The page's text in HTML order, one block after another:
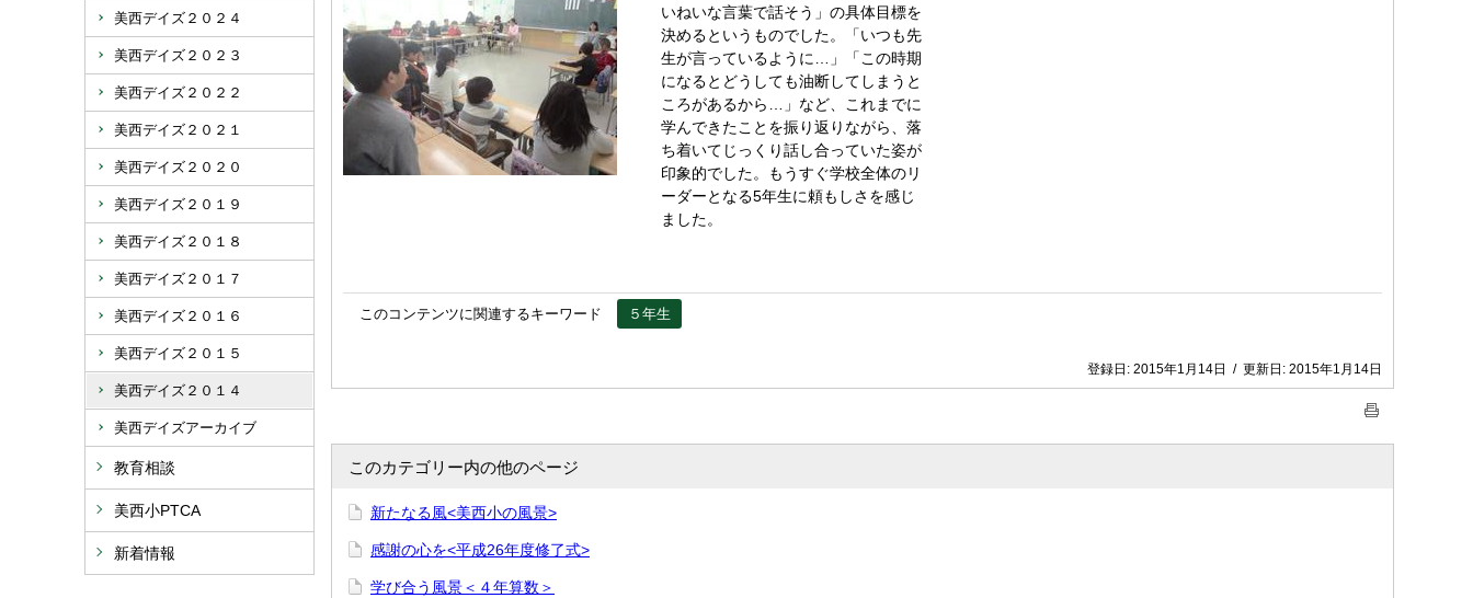
美西デイズ２０２４
美西デイズ２０２３
美西デイズ２０２２
美西デイズ２０２１
美西デイズ２０２０
美西デイズ２０１９
美西デイズ２０１８
美西デイズ２０１７
美西デイズ２０１６
美西デイズ２０１５
美西デイズ２０１４
美西デイズアーカイブ
教育相談
美西小PTCA
新着情報
いねいな言葉で話そう」の具体目標を
決めるというものでした。「いつも先
生が言っているように…」「この時期
になるとどうしても油断してしまうと
ころがあるから…」など、これまでに
学んできたことを振り返りながら、落
ち着いてじっくり話し合っていた姿が
印象的でした。もうすぐ学校全体のリ
ーダーとなる5年生に頼もしさを感じ
ました。
このコンテンツに関連するキーワード ５年生
登録日: 2015年1月14日 / 更新日: 2015年1月14日
このカテゴリー内の他のページ
新たなる風<美西小の風景>
感謝の心を<平成26年度修了式>
学び合う風景＜４年算数＞